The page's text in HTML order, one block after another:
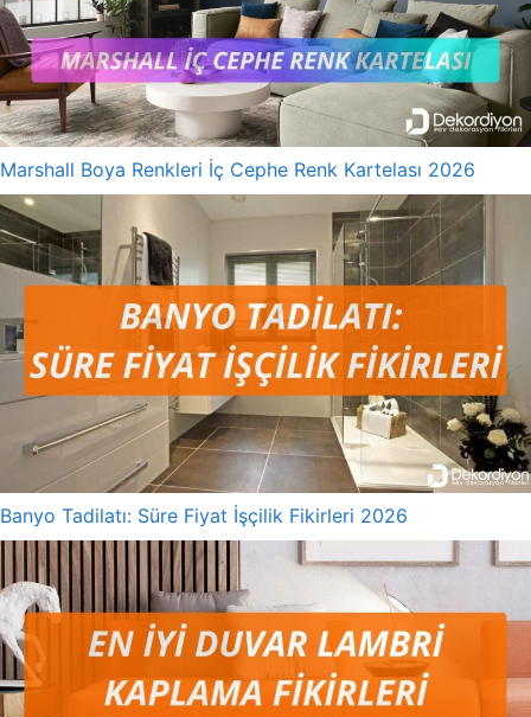
Marshall Boya Renkleri İç Cephe Renk Kartelası 2026
Banyo Tadilatı: Süre Fiyat İşçilik Fikirleri 2026